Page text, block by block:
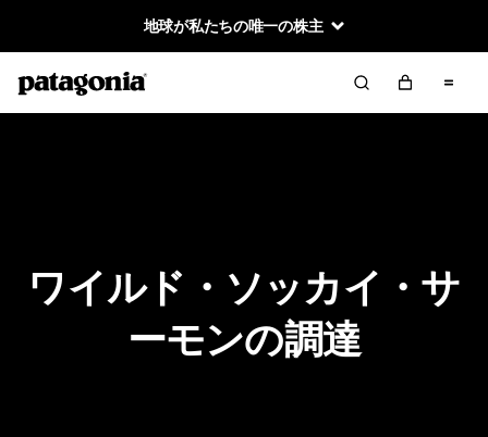
地球が私たちの唯一の株主
ワイルド・ソッカイ・サ
ーモンの調達